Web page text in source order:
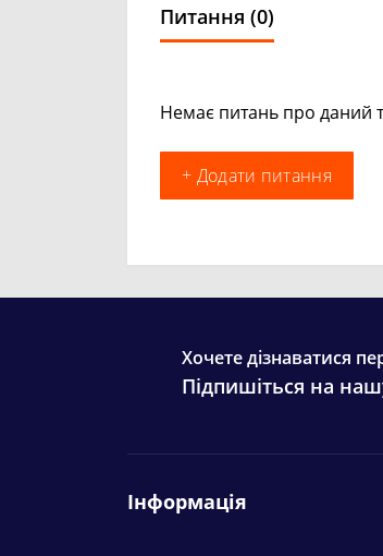
Питання (0)
Немає питань про даний
+ Додати питання
Хочете дізнаватися
Підпишіться на
Інформація